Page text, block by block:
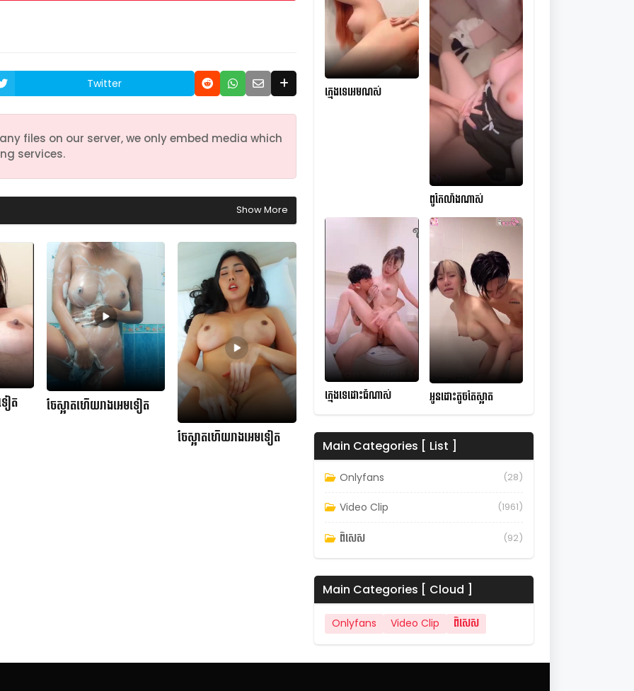
Twitter
files on our server, we only embed media which
services.
Show More
ៀត
ចែស្អាតហើយរាងអេមទៀត
ចែស្អាតហើយរាងអេមទៀត
ក្មេងទេអេមណស់
ពូកែលាំងណាស់
ក្មេងទេដោះធំណាស់ អូនដោះតូចតែស្អាត
Main Categories [ List ]
Onlyfans (28)
Video Clip (1961)
ពិសេស (92)
Main Categories [ Cloud ]
Onlyfans Video Clip ពិសេស